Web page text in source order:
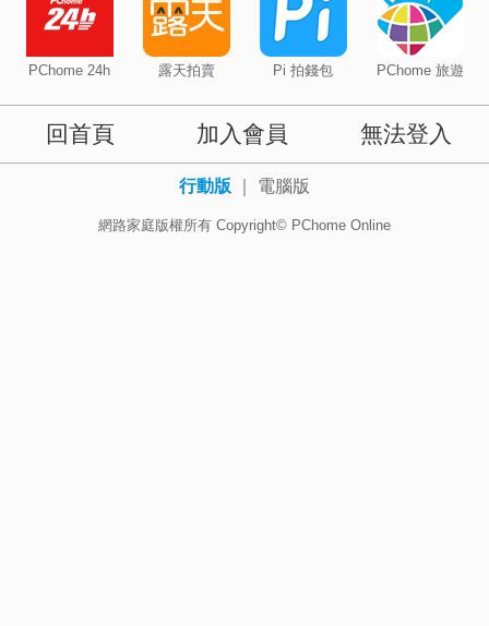
PChome 24h 露天拍賣 Pi 拍錢包 PChome 旅遊
回首頁 加入會員 無法登入
行動版 電腦版
網路家庭版權所有 Copyright© PChome Online